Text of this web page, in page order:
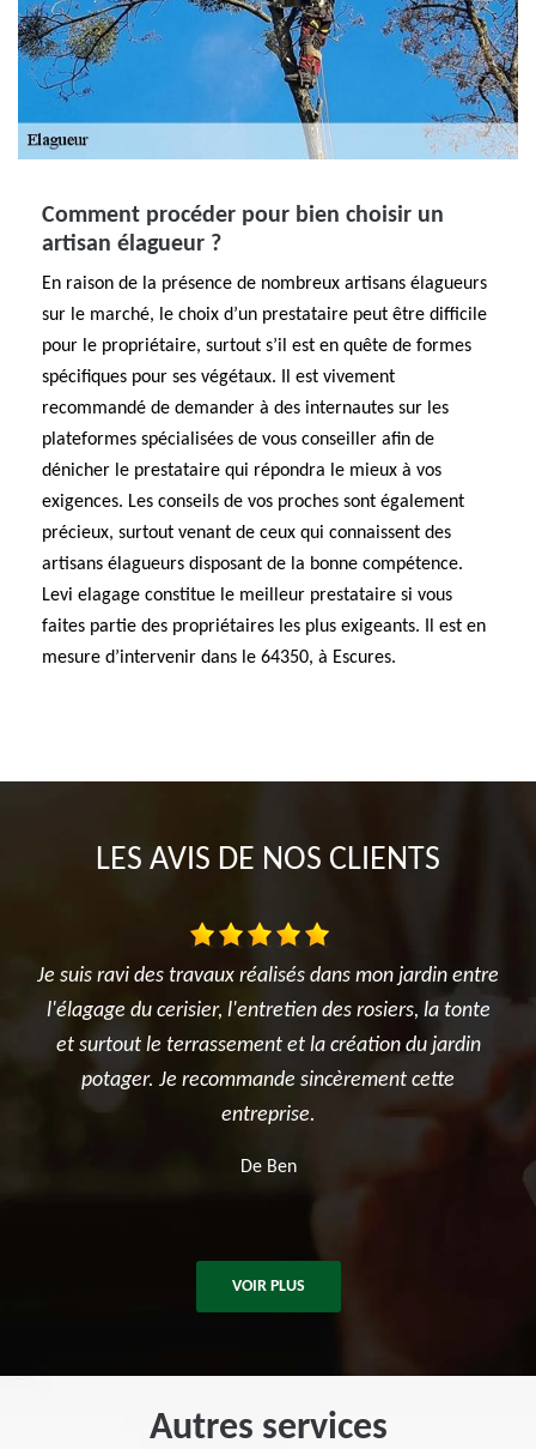
Comment procéder pour bien choisir un
artisan élagueur ?
En raison de la présence de nombreux artisans élagueurs
sur le marché, le choix d’un prestataire peut être difficile
pour le propriétaire, surtout s’il est en quête de formes
spécifiques pour ses végétaux. Il est vivement
recommandé de demander à des internautes sur les
plateformes spécialisées de vous conseiller afin de
dénicher le prestataire qui répondra le mieux à vos
exigences. Les conseils de vos proches sont également
précieux, surtout venant de ceux qui connaissent des
artisans élagueurs disposant de la bonne compétence.
Levi elagage constitue le meilleur prestataire si vous
faites partie des propriétaires les plus exigeants. Il est en
mesure d’intervenir dans le 64350, à Escures.
LES AVIS DE NOS CLIENTS
dans mon jardin entre
des rosiers, la tonte
création du jardin
cette
Très satisfait de l'intervention.
réalisé avec sérieux et
été ponctuelle, efficace et a laissé le
après les travaux. Je recommande
pour tous vos besoins en élagage
VOIR PLUS
Autres services